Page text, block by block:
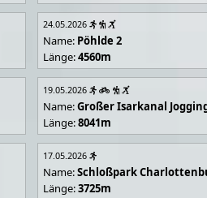
24.05.2026
Name: Pöhlde 2
Länge:4560m
19.05.2026
Name:Großer Isarkanal
Länge:8041m
17.05.2026
Name:Schloßpark
Länge:3725m